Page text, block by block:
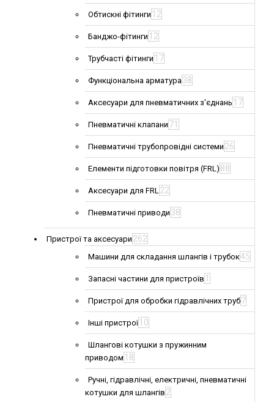
Обтискні фітинги 12
Банджо-фітинги 12
Трубчасті фітинги 17
Функціональна арматура38
Аксесуари для пневматичних з'єднань 17
Пневматичні клапани 71
Пневматичні трубопровідні системи 26
Елементи підготовки повітря (FRL) 88
Аксесуари для FRL22
Пневматичні приводи 38
Пристрої та аксесуари 262
Машини для складання шлангів і трубок45
Запасні частини для пристроїв 1
Пристрої для обробки гідравлічних труб7
Інші пристрої 10
Шлангові котушки з пружинним
приводом 18
Ручні, гідравлічні, електричні, пневматичні
котушки для шлангів 2